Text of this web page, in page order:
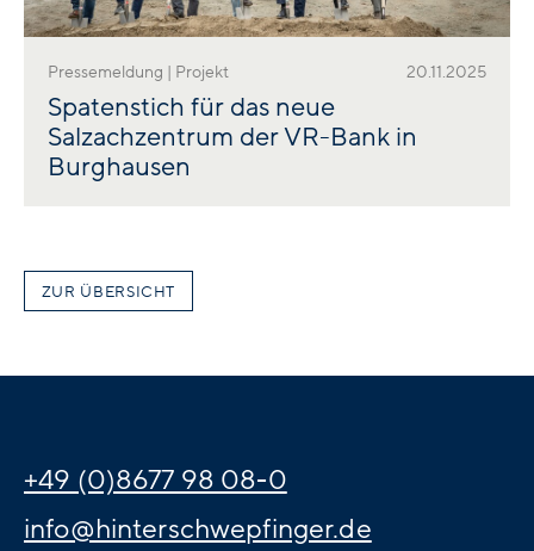
Pressemeldung | Projekt 20.11.2025
Spatenstich für das neue
Salzachzentrum der VR-Bank in
Burghausen
ZUR ÜBERSICHT
+49 (0)8677 98 08-0
info@hinterschwepfinger.de